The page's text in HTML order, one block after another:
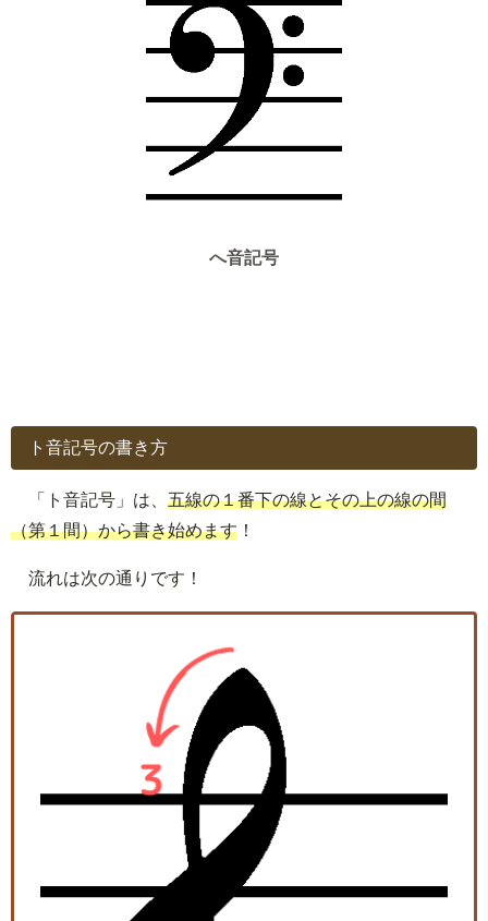
へ音記号
ト音記号の書き方
「ト音記号」は、 五線の１番下の線とその上の線の間
（第１間）から書き始めます ！
流れは次の通りです！